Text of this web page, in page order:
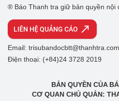
® Báo Thanh tra giữ bản quyền nội
LIÊN HỆ QUẢNG CÁO
Email:
Điện thoại: (+84)24 3728 2019
BẢN QUYỀN CỦA
CƠ QUAN CHỦ QUẢN: